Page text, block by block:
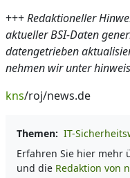
+++Redaktioneller
aktueller BSI-Daten
datengetrieben
nehmen wir unter
kns/roj/news.de
Themen: IT-
Erfahren Sie hier mehr
und die Redaktion von